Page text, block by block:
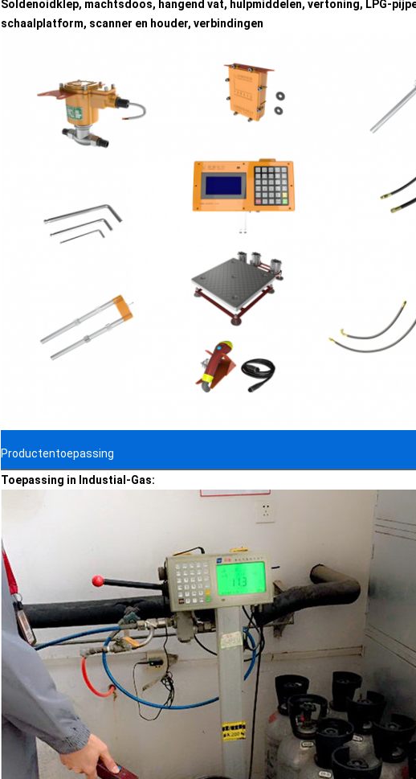
Soldenoidklep, machtsdoos, hangend vat, hulpmiddelen, vertoning, LPG-
schaalplatform, scanner en houder, verbindingen
Productentoepassing
Toepassing in Industial-Gas: